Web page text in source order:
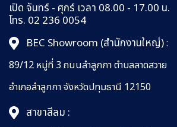
เปิด จันทร์ - ศุกร์ เวลา 08.00 - 17.00 น.
โทร. 02 236 0054
BEC Showroom (สำนักงานใหญ่):
89/12 หมู่ที่ 3 ถนนลำลูกกาตำบลลาดสวาย
อำเภอลำลูกกาจังหวัดปทุมธานี 12150
สาขาสีลม :